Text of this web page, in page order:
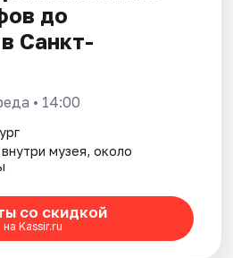
до
Санкт-
• 14:00
музея, около
со скидкой
на Kassir.ru